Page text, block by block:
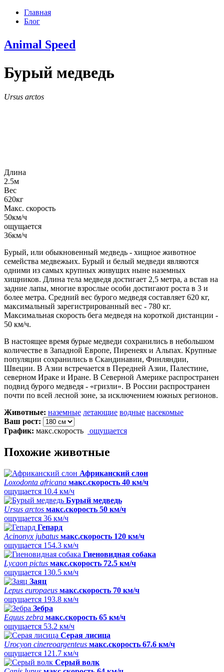
Главная
Блог
Animal Speed
Бурый медведь
Ursus arctos
Длина
2.5м
Вес
620кг
Макс. скорость
50км/ч
ощущается
36км/ч
Бурый, или обыкновенный медведь - хищное животное
семейства медвежьих. Бурый и белый медведи являются
одними из самых крупных живущих ныне наземных
хищников. Длина тела медведя достигает 2,5 метра, а встав на
задние лапы, многие взрослые особи достигают роста в 3 и
более метра. Средний вес бурого медведя составляет 620 кг,
максимальный зарегистрированный вес - 780 кг.
Максимальная скорость бега медведя на короткой дистанции -
50 км/ч.
В настоящее время бурые медведи сохранились в небольшом
количестве в Западной Европе, Пиренеях и Альпах. Крупные
популяции сохранились в Скандинавии, Финляндии,
Швеции. В Азии встречается в Передней Азии, Палестине,
северном Ираке и Иране. В Северной Америке распространен
подвид бурого медведя - «гризли». В России распространен
почти по всей лесной зоне, за исключением южных регионов.
Животные: наземные летающие водные насекомые
Ваш рост:
График: макс.скорость ощущается
Похожие животные
Африканский слон
Loxodonta africana макс.скорость 40 км/ч
ощущается 10.4 км/ч
Бурый медведь
Ursus arctos макс.скорость 50 км/ч
ощущается 36 км/ч
Гепард
Acinonyx jubatus макс.скорость 120 км/ч
ощущается 154.3 км/ч
Гиеновидная собака
Lycaon pictus макс.скорость 72.5 км/ч
ощущается 130.5 км/ч
Заяц
Lepus europaeus макс.скорость 70 км/ч
ощущается 193.8 км/ч
Зебра
Equus zebra макс.скорость 65 км/ч
ощущается 53.2 км/ч
Серая лисица
Urocyon cinereoargenteus макс.скорость 67.6 км/ч
ощущается 121.7 км/ч
Серый волк